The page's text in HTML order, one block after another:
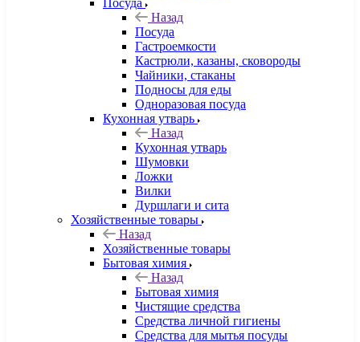
Посуда
Назад
Посуда
Гастроемкости
Кастрюли, казаны, сковороды
Чайники, стаканы
Подносы для еды
Одноразовая посуда
Кухонная утварь
Назад
Кухонная утварь
Шумовки
Ложки
Вилки
Дуршлаги и сита
Хозяйственные товары
Назад
Хозяйственные товары
Бытовая химия
Назад
Бытовая химия
Чистящие средства
Средства личной гигиены
Средства для мытья посуды